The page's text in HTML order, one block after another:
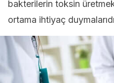
bakterilerin toksin
ortama ihtiyaç